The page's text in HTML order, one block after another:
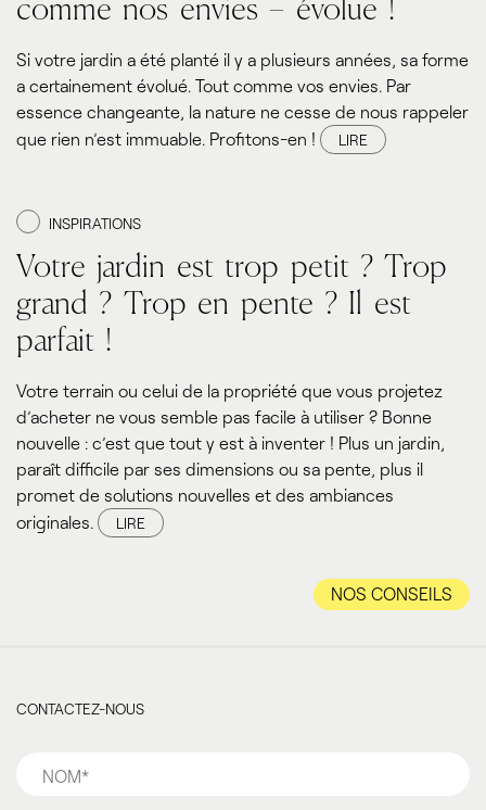
comme nos envies – évolue !
Si votre jardin a été planté il y a plusieurs années, sa forme
a certainement évolué. Tout comme vos envies. Par
essence changeante, la nature ne cesse de nous rappeler
que rien n’est immuable. Profitons-en !
LIRE
INSPIRATIONS
Votre jardin est trop petit ? Trop
grand ? Trop en pente ? Il est
parfait !
Votre terrain ou celui de la propriété que vous projetez
d’acheter ne vous semble pas facile à utiliser ? Bonne
nouvelle : c’est que tout y est à inventer ! Plus un jardin,
paraît difficile par ses dimensions ou sa pente, plus il
promet de solutions nouvelles et des ambiances
originales.
LIRE
NOS CONSEILS
CONTACTEZ-NOUS